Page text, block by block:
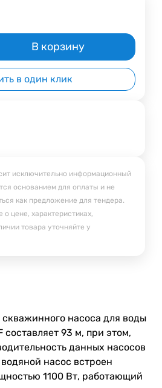
В корзину
в один клик
исключительно информационный
основанием для оплаты и не
как предложение для тендера.
цене, характеристиках,
товара уточняйте у
насоса для воды
составляет 93 м, при этом,
данных насосов
насос встроен
1100 Вт, работающий